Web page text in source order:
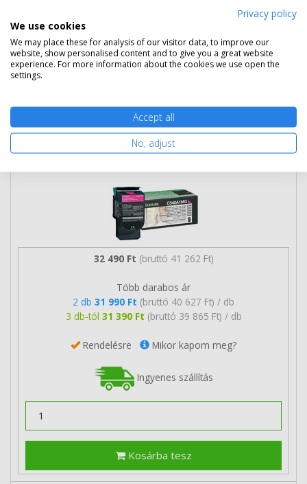
Eredeti Lexmark C540A1MG magenta
32 490 Ft (bruttó 41 262 Ft)
Több darabos ár
2 db 31 990 Ft (bruttó 40 627 Ft) / db
3 db-tól 31 390 Ft (bruttó 39 865 Ft) / db
Rendelésre Mikor kapom meg?
Ingyenes szállítás
Kosárba tesz
Privacy policy
We use cookies
We may place these for analysis of our visitor data, to improve our
website, show personalised content and to give you a great website
experience. For more information about the cookies we use open the
settings.
Accept all
No, adjust